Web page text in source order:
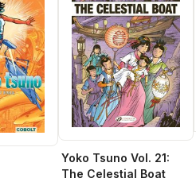
Yoko Tsuno Vol. 21:
The Celestial Boat